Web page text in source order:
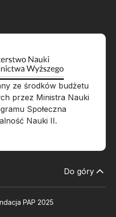
ze środków budżetu
przez Ministra Nauki
Społeczna
Nauki II.
Do góry
PAP 2025